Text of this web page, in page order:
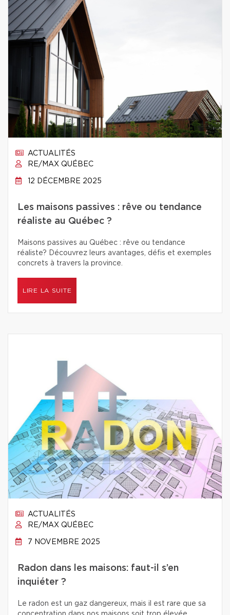
ACTUALITÉS
RE/MAX QUÉBEC
12 DÉCEMBRE 2025
Les maisons passives : rêve ou tendance
réaliste au Québec ?
Maisons passives au Québec : rêve ou tendance
réaliste? Découvrez leurs avantages, défis et exemples
concrets à travers la province.
LIRE LA SUITE
ACTUALITÉS
RE/MAX QUÉBEC
7 NOVEMBRE 2025
Radon dans les maisons: faut-il s’en
inquiéter ?
Le radon est un gaz dangereux, mais il est rare que sa